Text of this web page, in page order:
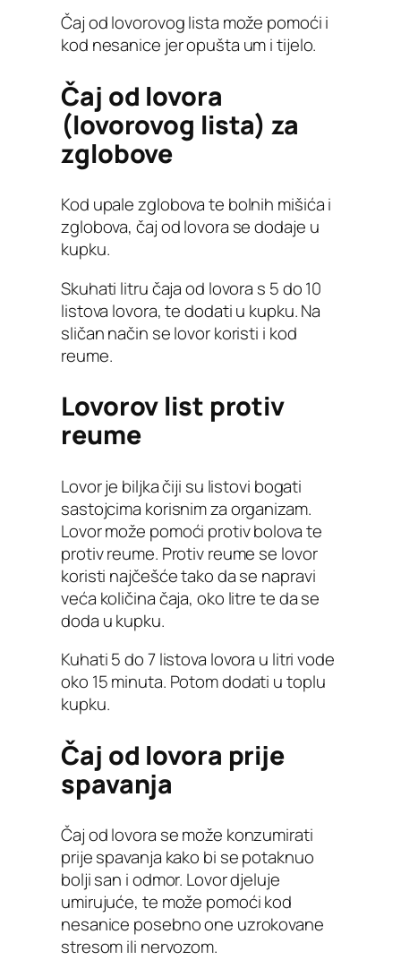
Čaj od lovorovog lista može pomoći i
kod nesanice jer opušta um i tijelo.
Čaj od lovora
(lovorovog lista) za
zglobove
Kod upale zglobova te bolnih mišića i
zglobova, čaj od lovora se dodaje u
kupku.
Skuhati litru čaja od lovora s 5 do 10
listova lovora, te dodati u kupku. Na
sličan način se lovor koristi i kod
reume.
Lovorov list protiv
reume
Lovor je biljka čiji su listovi bogati
sastojcima korisnim za organizam.
Lovor može pomoći protiv bolova te
protiv reume. Protiv reume se lovor
koristi najčešće tako da se napravi
veća količina čaja, oko litre te da se
doda u kupku.
Kuhati 5 do 7 listova lovora u litri vode
oko 15 minuta. Potom dodati u toplu
kupku.
Čaj od lovora prije
spavanja
Čaj od lovora se može konzumirati
prije spavanja kako bi se potaknuo
bolji san i odmor. Lovor djeluje
umirujuće, te može pomoći kod
nesanice posebno one uzrokovane
stresom ili nervozom.